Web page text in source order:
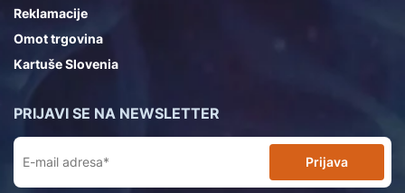
Reklamacije
Omot trgovina
Kartuše Slovenia
PRIJAVI SE NA NEWSLETTER
Prijava